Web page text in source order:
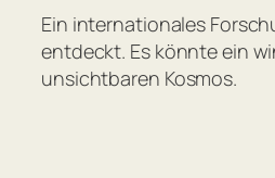
EMBED
Ein internationales
entdeckt. Es könnte ein
unsichtbaren Kosmos.